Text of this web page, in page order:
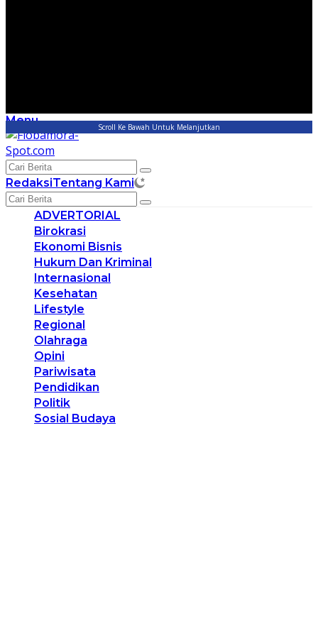
Scroll Ke Bawah Untuk Melanjutkan
Menu
RedaksiTentang Kami
ADVERTORIAL
Birokrasi
Ekonomi Bisnis
Hukum Dan Kriminal
Internasional
Kesehatan
Lifestyle
Regional
Olahraga
Opini
Pariwisata
Pendidikan
Politik
Sosial Budaya